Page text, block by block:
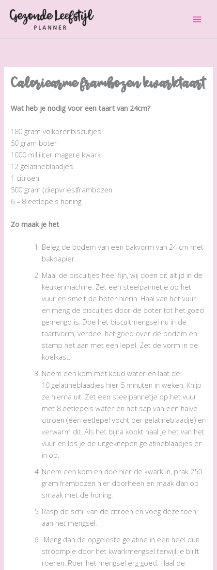
naar
inhoud
Caloriearme frambozen kwarktaart
Wat heb je nodig voor een taart van 24cm?
180 gram volkorenbiscuitjes
50 gram boter
1000 milliliter magere kwark
12 gelatineblaadjes
1 citroen
500 gram (diepvries)frambozen
6 – 8 eetlepels honing
Zo maak je het
Beleg de bodem van een bakvorm van 24 cm met
bakpapier.
Maal de biscuitjes heel fijn, wij doen dit altijd in de
keukenmachine. Zet een steelpannetje op het
vuur en smelt de boter hierin. Haal van het vuur
en meng de biscuitjes door de boter tot het goed
gemengd is. Doe het biscuitmengsel nu in de
taartvorm, verdeel het goed over de bodem en
stamp het aan met een lepel. Zet de vorm in de
koelkast.
Neem een kom met koud water en laat de
10 gelatineblaadjes hier 5 minuten in weken. Knijp
ze hierna uit. Zet een steelpannetje op het vuur
met 8 eetlepels water en het sap van een halve
citroen (één eetlepel vocht per gelatineblaadje) en
verwarm dit. Als het bijna kookt haal je het van het
vuur en los je de uitgeknepen gelatineblaadjes er
in op.
Neem een kom en doe hier de kwark in, prak 250
gram frambozen hier doorheen en maak dan op
smaak met de honing.
Rasp de schil van de citroen en voeg deze toen
aan het mengsel.
Meng dan de opgeloste gelatine in een heel dun
stroompje door het kwarkmengsel terwijl je blijft
roeren. Roer het mengsel erg goed. Haal de